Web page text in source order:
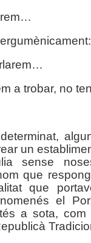
a trobar, no
un
sense
que
que
el
a sota, com